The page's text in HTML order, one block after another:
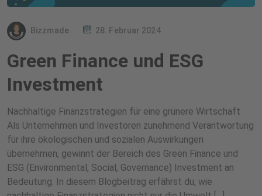
Bizzmade 28. Februar 2024
Green Finance und ESG
Investment
Nachhaltige Finanzstrategien für eine grünere Wirtschaft
Als Unternehmen und Investoren zunehmend Verantwortung
für ihre ökologischen und sozialen Auswirkungen
übernehmen, gewinnt der Bereich des Green Finance und
ESG (Environmental, Social, Governance) Investment an
Bedeutung. In diesem Blogbeitrag erfährst du, wie